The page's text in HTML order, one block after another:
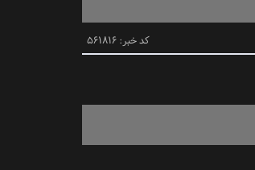
کد خبر: 561816